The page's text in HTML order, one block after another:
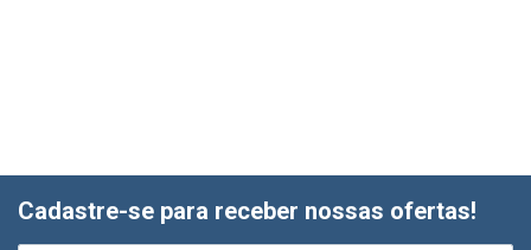
Cadastre-se para receber nossas ofertas!